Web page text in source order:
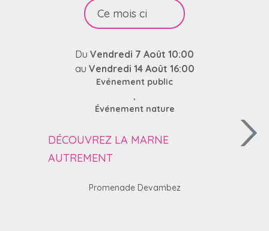
Ce mois ci
Du Vendredi 7 Août 10:00
au Vendredi 14 Août 16:00
Evénement public
,
Événement nature
DÉCOUVREZ LA MARNE
AUTREMENT
Promenade Devambez